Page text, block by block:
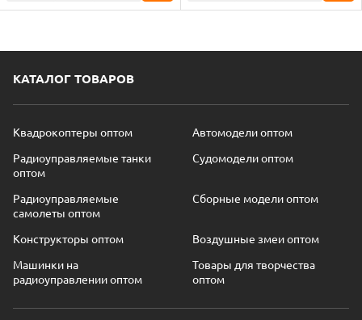
КАТАЛОГ ТОВАРОВ
Квадрокоптеры оптом
Автомодели оптом
Радиоуправляемые танки
оптом
Судомодели оптом
Радиоуправляемые
самолеты оптом
Сборные модели оптом
Конструкторы оптом
Воздушные змеи оптом
Машинки на
радиоуправлении оптом
Товары для творчества
оптом